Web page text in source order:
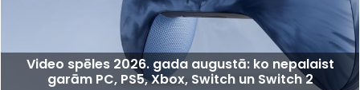
Video spēles 2026. gada augustā: ko nepalaist
garām PC, PS5, Xbox, Switch un Switch 2